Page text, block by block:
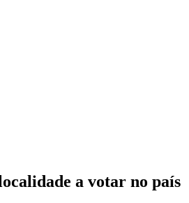
a votar no país